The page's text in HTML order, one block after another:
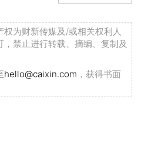
为财新传媒及/或相关权利人
禁止进行转载、摘编、复制及
hello@caixin.com ，获得书面